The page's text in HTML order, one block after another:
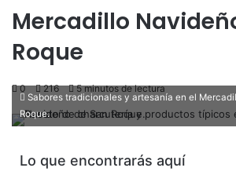
Mercadillo
Roque
0 216 5 minutos de lectura
Sabores tradicionales y artesanía en el
Roque.
Lo que encontrarás aquí